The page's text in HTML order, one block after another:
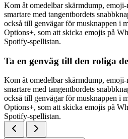
Kom åt omedelbar skärmdump,
smartare med tangentbordets
också till genvägar för musknappen i
Options+, som att skicka emojis på
Spotify-spellistan.
Ta en genväg till den roliga
Kom åt omedelbar skärmdump,
smartare med tangentbordets
också till genvägar för musknappen i
Options+, som att skicka emojis på
Spotify-spellistan.